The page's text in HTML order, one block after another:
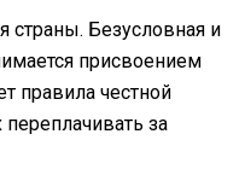
страны. Безусловная и
присвоением
правила честной
переплачивать за